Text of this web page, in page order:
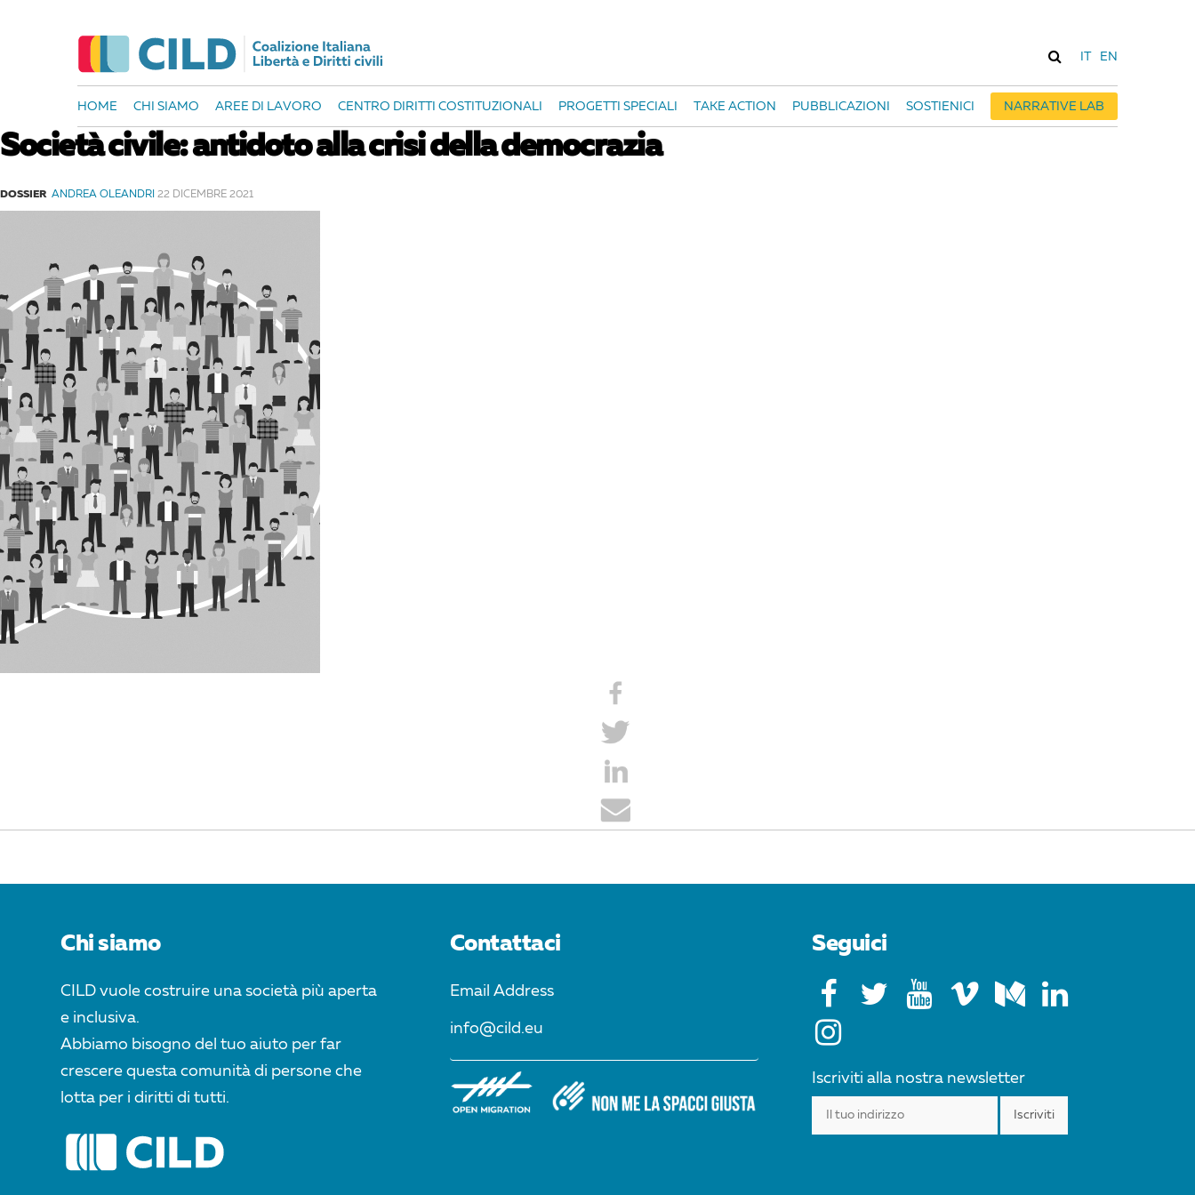
EN
HOME CHI SIAMO AREE DI LAVORO CENTRO DIRITTI COSTITUZIONALI PROGETTI SPECIALI TAKE ACTION PUBBLICAZIONI SOSTIENICI NARRATIVE LAB
Società civile: antidoto alla crisi della democrazia
DOSSIER ANDREA OLEANDRI 22 DICEMBRE 2021
POST
Chi siamo
CILD vuole costruire una società più aperta
e inclusiva.
Abbiamo bisogno del tuo aiuto per far
crescere questa comunità di persone che
lotta per i diritti di tutti.
Contattaci
Email Address
info@cild.eu
Seguici
Iscriviti alla nostra newsletter